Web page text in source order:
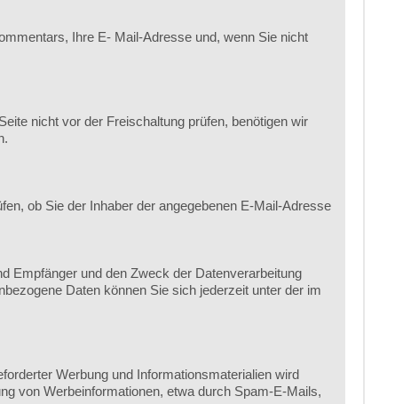
Ihre E- Mail-Adresse und, wenn Sie nicht
nicht vor der Freischaltung prüfen, benötigen wir
ob Sie der Inhaber der angegebenen E-Mail-Adresse
Empfänger und den Zweck der Datenverarbeitung
Daten können Sie sich jederzeit unter der im
Werbung und Informationsmaterialien wird
von Werbeinformationen, etwa durch Spam-E-Mails,